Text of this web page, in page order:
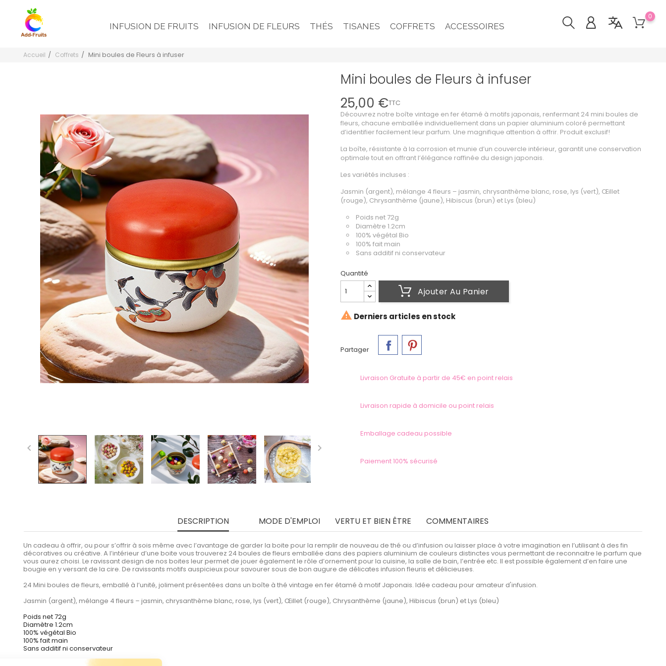
INFUSION DE FRUITS INFUSION DE FLEURS THÉS TISANES COFFRETS ACCESSOIRES
0
Accueil Coffrets Mini boules de Fleurs à infuser
 
Mini boules de Fleurs à infuser
25,00 €TTC
Découvrez notre boîte vintage en fer étamé à motifs japonais, renfermant 24 mini boules de
fleurs, chacune emballée individuellement dans un papier aluminium coloré permettant
d’identifier facilement leur parfum. Une magnifique attention à offrir. Produit exclusif!
La boîte, résistante à la corrosion et munie d’un couvercle intérieur, garantit une conservation
optimale tout en offrant l’élégance raffinée du design japonais.
Les variétés incluses :
Jasmin (argent), mélange 4 fleurs – jasmin, chrysanthème blanc, rose, lys (vert), Œillet
(rouge), Chrysanthème (jaune), Hibiscus (brun) et Lys (bleu)
Poids net 72g
Diamètre 1.2cm
100% végétal Bio
100% fait main
Sans additif ni conservateur
Quantité
Ajouter Au Panier
 Derniers articles en stock
Partager
Livraison Gratuite à partir de 45€ en point relais
Livraison rapide à domicile ou point relais
Emballage cadeau possible
Paiement 100% sécurisé
DESCRIPTION MODE D'EMPLOI VERTU ET BIEN ÊTRE COMMENTAIRES
Un cadeau à offrir, ou pour s’offrir à sois même avec l’avantage de garder la boite pour la remplir de nouveau de thé ou d’infusion ou laisser place à votre imagination en l’utilisant à des fin
décoratives ou créative. A l’intérieur d’une boite vous trouverez 24 boules de fleurs emballée dans des papiers aluminium de couleurs distinctes vous permettant de reconnaitre le parfum que
vous aurez choisi. Le ravissant design de nos boites leur permet de jouer également le rôle d’ornement pour la cuisine, la salle de bain, l’entrée etc. Il est possible également d’en faire une
bougie en y versant de la cire. De ravissants motifs auspicieux pour savourer sous de bon augure de délicates infusion fleuris et délicieuses.
24 Mini boules de fleurs, emballé à l’unité, joliment présentées dans un boîte à thé vintage en fer étamé à motif Japonais. Idée cadeau pour amateur d'infusion.
Jasmin (argent), mélange 4 fleurs – jasmin, chrysanthème blanc, rose, lys (vert), Œillet (rouge), Chrysanthème (jaune), Hibiscus (brun) et Lys (bleu)
Poids net 72g
Diamètre 1.2cm
100% végétal Bio
100% fait main
Sans additif ni conservateur